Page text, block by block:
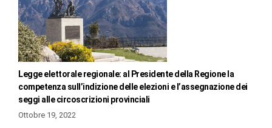
Legge elettorale regionale: al Presidente della Regione la
competenza sull’indizione delle elezioni e l’assegnazione dei
seggi alle circoscrizioni provinciali
Ottobre 19, 2022